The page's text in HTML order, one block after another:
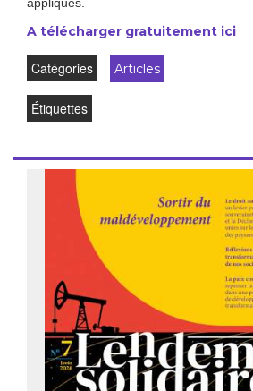
A télécharger gratuitement ici
Catégories Articles
Étiquettes